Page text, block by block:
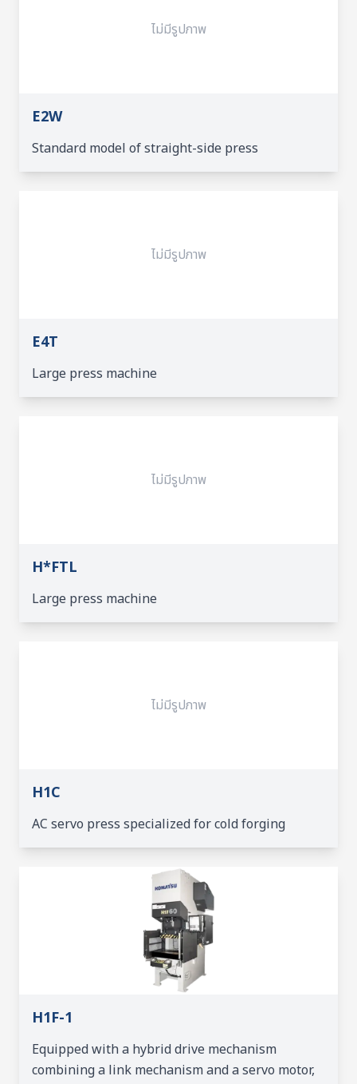
ไม่มีรูปภาพ
E2W
Standard model of straight-side press
ไม่มีรูปภาพ
E4T
Large press machine
ไม่มีรูปภาพ
H*FTL
Large press machine
ไม่มีรูปภาพ
H1C
AC servo press specialized for cold forging
H1F-1
Equipped with a hybrid drive mechanism
combining a link mechanism and a servo motor,